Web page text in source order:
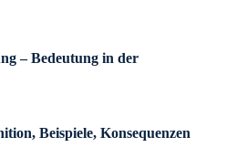
– Bedeutung in der
Beispiele, Konsequenzen